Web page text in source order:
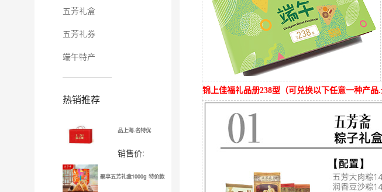
五芳礼盒
五芳礼券
端午特产
热销推荐
品上海.名特优
销售价:
聚享五芳礼盒1000g 特价款
锦上佳福礼品册238型（可兑换以下任意一种产品.